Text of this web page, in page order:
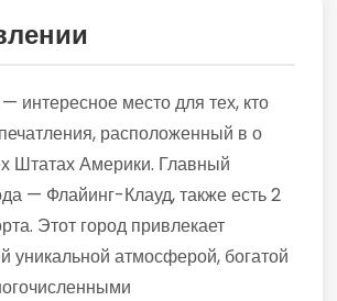
интересное место для тех, кто
расположенный в о
Штатах Америки. Главный
— Флайинг-Клауд, также есть 2
Этот город привлекает
уникальной атмосферой, богатой